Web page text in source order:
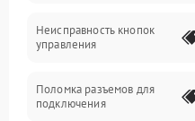
Неисправность кнопок
управления
Поломка разъемов для
подключения